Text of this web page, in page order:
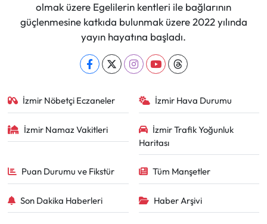
olmak üzere Egelilerin kentleri ile bağlarının
güçlenmesine katkıda bulunmak üzere 2022 yılında
yayın hayatına başladı.
İzmir Nöbetçi Eczaneler İzmir Hava Durumu
İzmir Namaz Vakitleri
İzmir Trafik Yoğunluk
Haritası
Puan Durumu ve Fikstür Tüm Manşetler
Son Dakika Haberleri Haber Arşivi